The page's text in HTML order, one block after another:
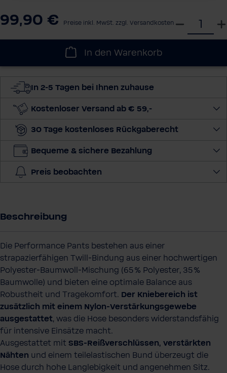
99,90 € Preise inkl. MwSt. zzgl. Versandkosten
W
e
e
g
In den Warenkorb
In 2-5 Tagen bei Ihnen zuhause
Kostenloser Versand ab € 59,-
30 Tage kostenloses Rückgaberecht
Bequeme & sichere Bezahlung
Preis beobachten
Beschreibung
Die Performance Pants bestehen aus einer
strapazierfähigen Twill‑Bindung aus einer hochwertigen
Polyester‑Baumwoll‑Mischung (65 % Polyester, 35 %
Baumwolle) und bieten eine optimale Balance aus
Robustheit und Tragekomfort. Der Kniebereich ist
zusätzlich mit einem Nylon‑Verstärkungsgewebe
ausgestattet, was die Hose besonders widerstandsfähig
für intensive Einsätze macht.
Ausgestattet mit SBS‑Reißverschlüssen, verstärkten
Nähten und einem teilelastischen Bund überzeugt die
Hose durch hohe Langlebigkeit und angenehmen Sitz.